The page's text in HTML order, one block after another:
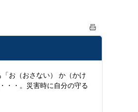
お（おさない） か（かけ
・・。災害時に自分の守る